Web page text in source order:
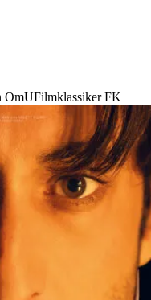
OmUFilmklassikerFK